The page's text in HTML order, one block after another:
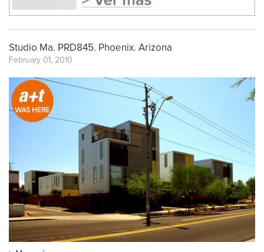
Studio Ma. PRD845. Phoenix. Arizona
February 01, 2010